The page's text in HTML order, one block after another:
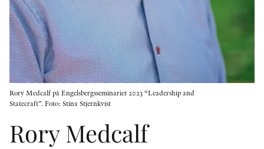
PEER REVIEW-PROCESSEN
Rory Medcalf på Engelsbergsseminariet 2023 “Leadership and
Statecraft”. Foto: Stina Stjernkvist
Rory Medcalf